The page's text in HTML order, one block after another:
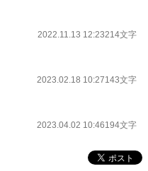
2022.11.13 12:23214文字
2023.02.18 10:27143文字
2023.04.02 10:46194文字